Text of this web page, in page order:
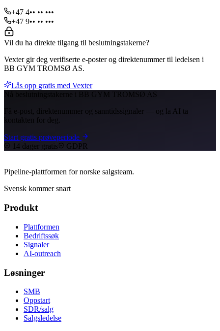
+47 4•• •• •••
+47 9•• •• •••
Vil du ha direkte tilgang til beslutningstakerne?
Vexter gir deg verifiserte e-poster og direktenummer til ledelsen i
BB GYM TROMSØ AS.
Lås opp gratis med Vexter
Nå beslutningstakerne i BB GYM TROMSØ AS
Få e-post, direktenummer og sanntidssignaler — og la AI ta
kontakten for deg.
Start gratis prøveperiode
14 dager gratis
GDPR
Pipeline-plattformen for norske salgsteam.
Svensk kommer snart
Produkt
Plattformen
Bedriftssøk
Signaler
AI-outreach
Løsninger
SMB
Oppstart
SDR/salg
Salgsledelse